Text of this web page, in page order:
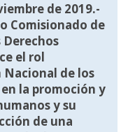
de 2019.-
Comisionado de
Derechos
el rol
de los
la promoción y
y su
de una